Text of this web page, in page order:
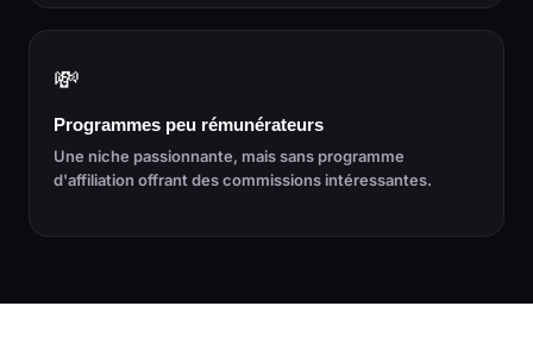
💸
Programmes peu rémunérateurs
Une niche passionnante, mais sans programme
d'affiliation offrant des commissions intéressantes.